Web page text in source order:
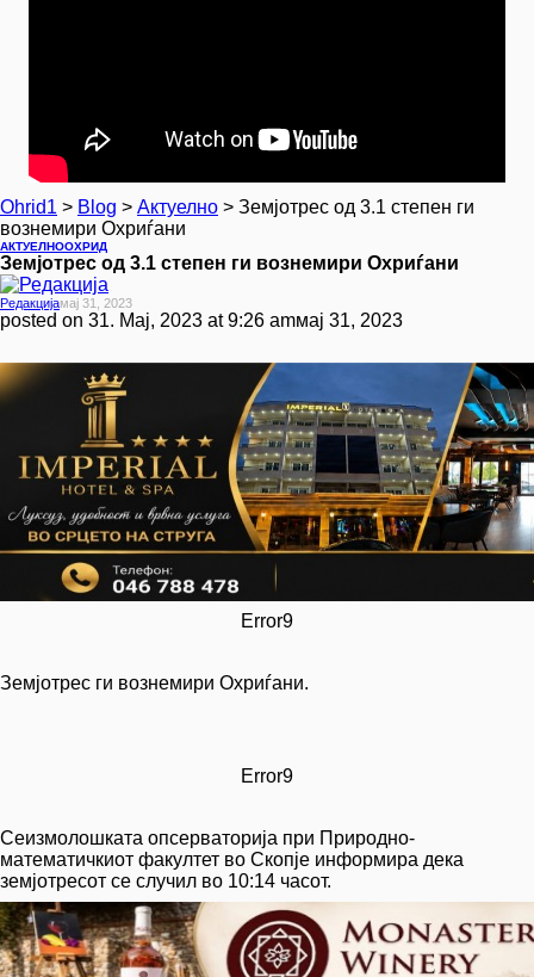
Ohrid1 > Blog > Актуелно > Земјотрес од 3.1 степен ги
вознемири Охриѓани
АКТУЕЛНООХРИД
Земјотрес од 3.1 степен ги вознемири Охриѓани
РедакцијаМај 31, 2023
posted on 31. Мај, 2023 at 9:26 amмај 31, 2023
Error9
Земјотрес ги вознемири Охриѓани.
Error9
Сеизмолошката опсерваторија при Природно-
математичкиот факултет во Скопје информира дека
земјотресот се случил во 10:14 часот.